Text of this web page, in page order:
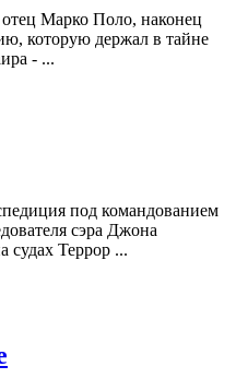
Марко Поло, наконец
которую держал в тайне
- ...
под командованием
сэра Джона
судах Террор ...